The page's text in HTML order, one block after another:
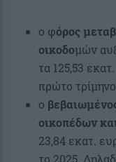
ο φόρος
οικοδομών
τα 125,53
πρώτο
ο
οικοπέδων
23,84 εκατ.
το 2025.